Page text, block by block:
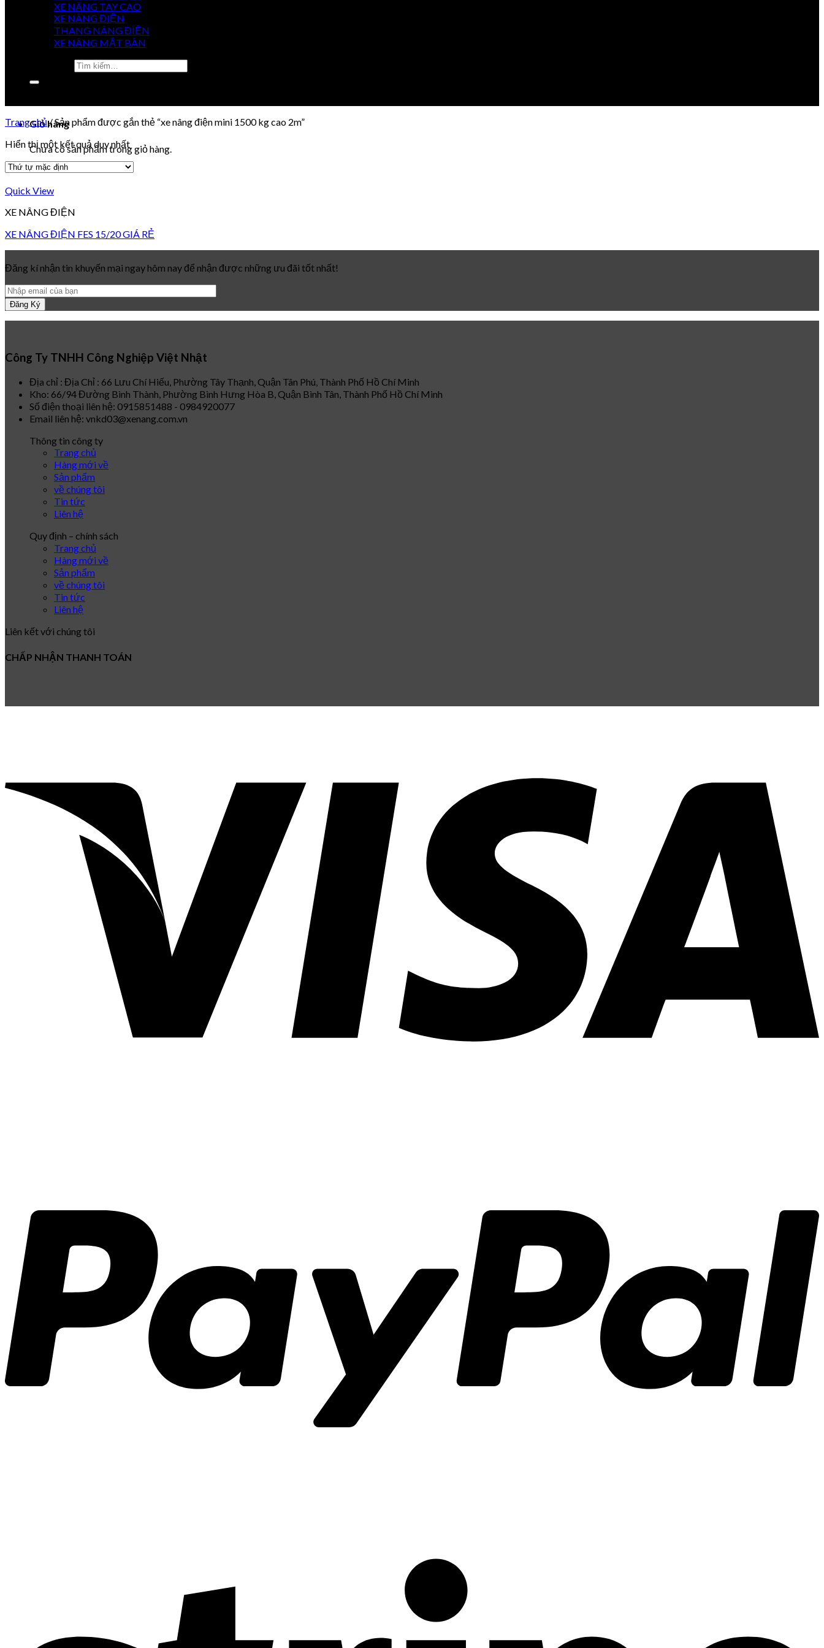
TỐT NHẤT
0915 851 488
Giỏ hàng
Chưa có sản phẩm trong giỏ hàng.
XE NÂNG TAY CAO
XE NÂNG ĐIỆN
THANG NÂNG ĐIỆN
XE NÂNG MẶT BÀN
Trang chủ /Sản phẩm được gắn thẻ “xe nâng điện mini 1500 kg cao 2m”
Hiển thị một kết quả duy nhất
Quick View
XE NÂNG ĐIỆN
XE NÂNG ĐIỆN FES 15/20 GIÁ RẺ
Đăng kí nhận tin khuyến mại ngay hôm nay để nhận được những ưu đãi tốt nhất!
Công Ty TNHH Công Nghiệp Việt Nhật
Địa chỉ : Địa Chỉ : 66 Lưu Chí Hiếu, Phường Tây Thạnh, Quận Tân Phú, Thành Phố Hồ Chí Minh
Kho: 66/94 Đường Bình Thành, Phường Bình Hưng Hòa B, Quận Bình Tân, Thành Phố Hồ Chí Minh
Số điện thoại liên hệ: 0915851488 - 0984920077
Email liên hệ: vnkd03@xenang.com.vn
Thông tin công ty
Trang chủ
Hàng mới về
Sản phẩm
về chúng tôi
Tin tức
Liên hệ
Quy định – chính sách
Trang chủ
Hàng mới về
Sản phẩm
về chúng tôi
Tin tức
Liên hệ
Liên kết với chúng tôi
CHẤP NHẬN THANH TOÁN